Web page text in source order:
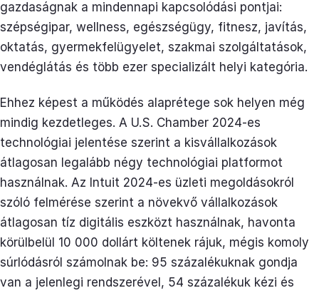
gazdaságnak a mindennapi kapcsolódási pontjai:
szépségipar, wellness, egészségügy, fitnesz, javítás,
oktatás, gyermekfelügyelet, szakmai szolgáltatások,
vendéglátás és több ezer specializált helyi kategória.
Ehhez képest a működés alaprétege sok helyen még
mindig kezdetleges. A U.S. Chamber 2024-es
technológiai jelentése szerint a kisvállalkozások
átlagosan legalább négy technológiai platformot
használnak. Az Intuit 2024-es üzleti megoldásokról
szóló felmérése szerint a növekvő vállalkozások
átlagosan tíz digitális eszközt használnak, havonta
körülbelül 10 000 dollárt költenek rájuk, mégis komoly
súrlódásról számolnak be: 95 százalékuknak gondja
van a jelenlegi rendszerével, 54 százalékuk kézi és